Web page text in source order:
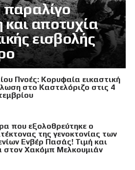
αποτυχία
εισβολής
Πνοές: Κορυφαία εικαστική
στο Καστελόριζο στις 4
που εξολοθρεύτηκε ο
της γενοκτονίας των
Ενβέρ Πασάς! Τιμή και
στον Χακόμπ Μελκουμιάν